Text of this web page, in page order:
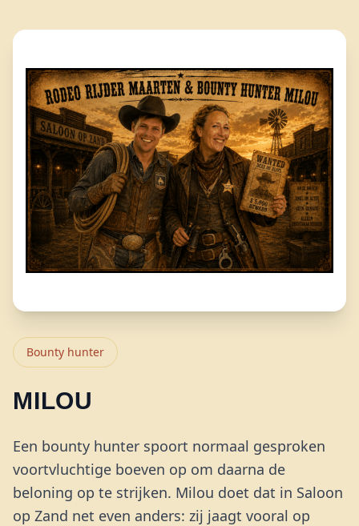
Bounty hunter
MILOU
Een bounty hunter spoort normaal gesproken
voortvluchtige boeven op om daarna de
beloning op te strijken. Milou doet dat in Saloon
op Zand net even anders: zij jaagt vooral op